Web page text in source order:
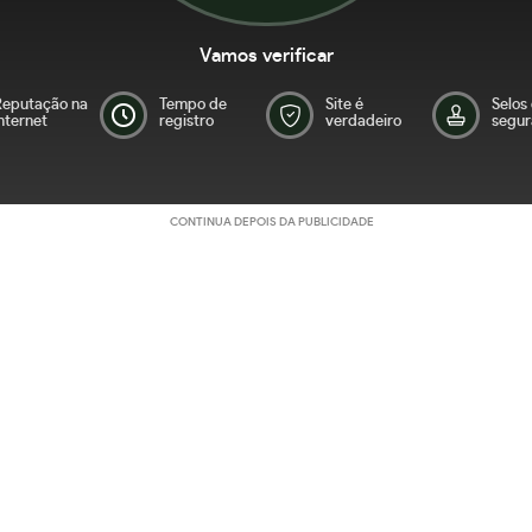
Vamos verificar
na
Tempo de
registro
Site é
verdadeiro
Selos
CONTINUA DEPOIS DA PUBLICIDADE